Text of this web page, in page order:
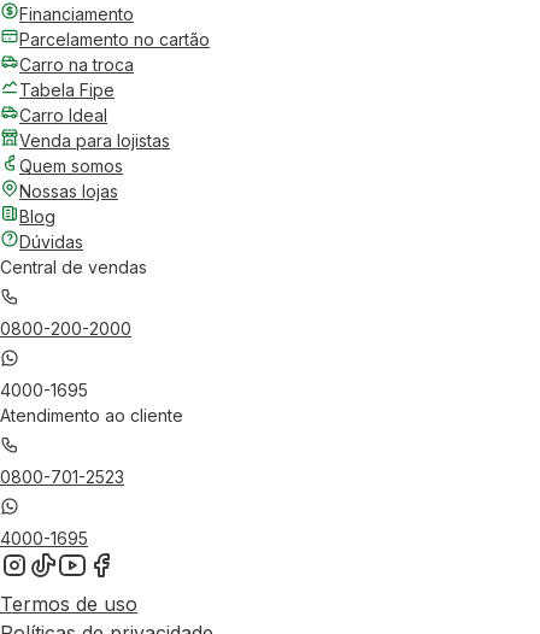
Financiamento
Parcelamento no cartão
Carro na troca
Tabela Fipe
Carro Ideal
Venda para lojistas
Quem somos
Nossas lojas
Blog
Dúvidas
Central de vendas
0800-200-2000
4000-1695
Atendimento ao cliente
0800-701-2523
4000-1695
Termos de uso